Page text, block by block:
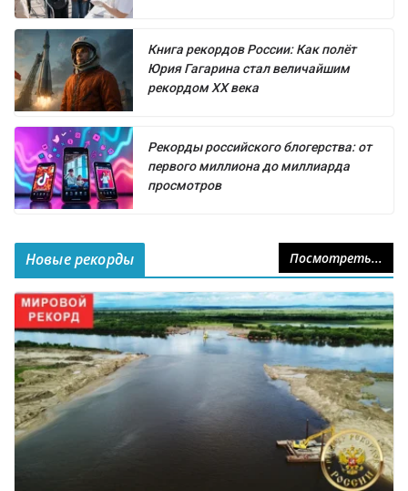
Книга рекордов России: Как полёт
Юрия Гагарина стал величайшим
рекордом XX века
Рекорды российского блогерства: от
первого миллиона до миллиарда
просмотров
Новые рекорды Посмотреть...